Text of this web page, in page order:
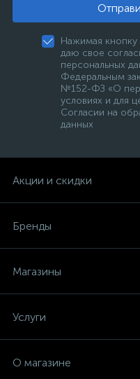
Нажимая
даю свое
персональных
Федеральным
№152-ФЗ «О
условиях и для
Согласии на
данных
Акции и скидки
Бренды
Магазины
Услуги
О магазине